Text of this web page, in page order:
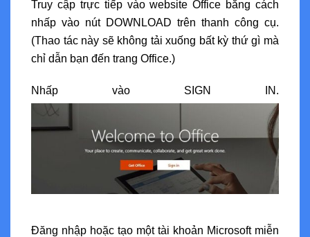
Truy cập trực tiếp vào website Office bằng cách
nhấp vào nút DOWNLOAD trên thanh công cụ.
(Thao tác này sẽ không tải xuống bất kỳ thứ gì mà
chỉ dẫn bạn đến trang Office.)
Nhấp vào SIGN IN.
Đăng nhập hoặc tạo một tài khoản Microsoft miễn